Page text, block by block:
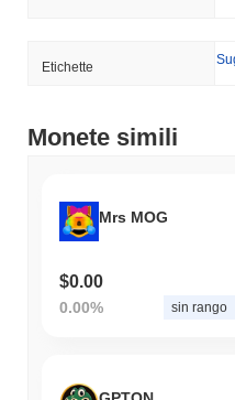
Etichette
Monete simili
Mrs MOG
$0.00
0.00% sin rango